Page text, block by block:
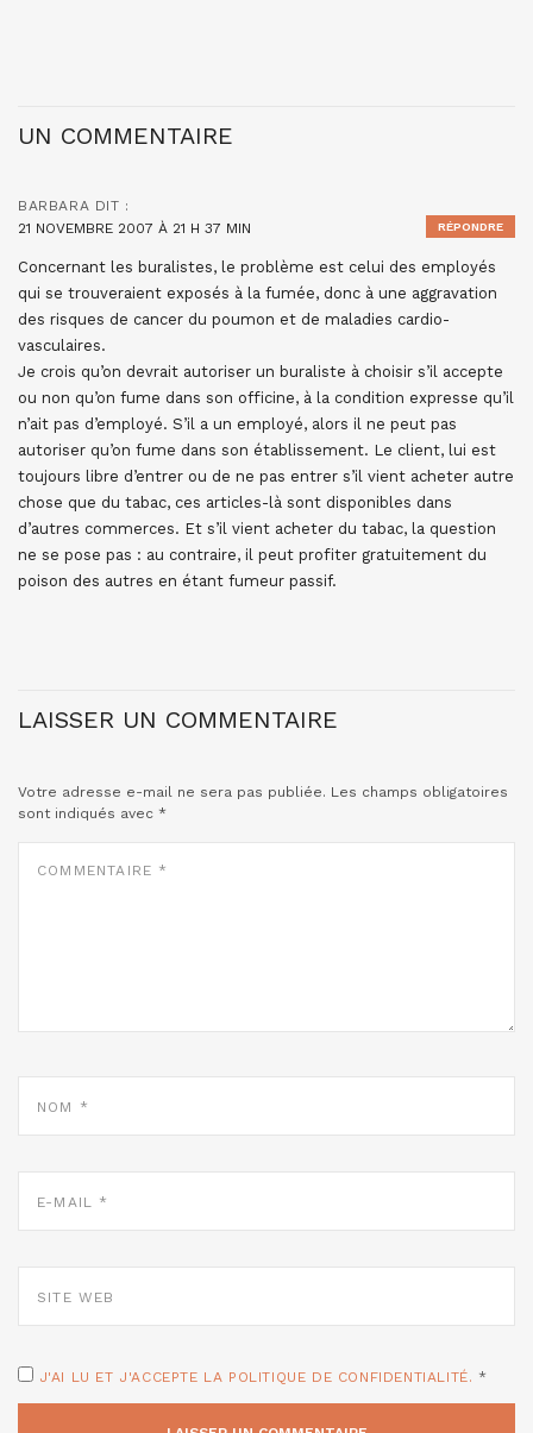
UN COMMENTAIRE
BARBARA DIT :
21 NOVEMBRE 2007 À 21 H 37 MIN
Concernant les buralistes, le problème est celui des employés
qui se trouveraient exposés à la fumée, donc à une aggravation
des risques de cancer du poumon et de maladies cardio-
vasculaires.
Je crois qu’on devrait autoriser un buraliste à choisir s’il accepte
ou non qu’on fume dans son officine, à la condition expresse qu’il
n’ait pas d’employé. S’il a un employé, alors il ne peut pas
autoriser qu’on fume dans son établissement. Le client, lui est
toujours libre d’entrer ou de ne pas entrer s’il vient acheter autre
chose que du tabac, ces articles-là sont disponibles dans
d’autres commerces. Et s’il vient acheter du tabac, la question
ne se pose pas : au contraire, il peut profiter gratuitement du
poison des autres en étant fumeur passif.
RÉPONDRE
LAISSER UN COMMENTAIRE
Votre adresse e-mail ne sera pas publiée. Les champs obligatoires
sont indiqués avec *
MAIL
WEB
J'AI LU ET J'ACCEPTE LA POLITIQUE DE CONFIDENTIALITÉ. *